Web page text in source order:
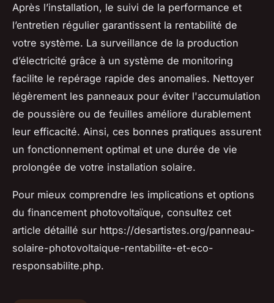
Après l’installation, le suivi de la performance et
l’entretien régulier garantissent la rentabilité de
votre système. La surveillance de la production
d’électricité grâce à un système de monitoring
facilite le repérage rapide des anomalies. Nettoyer
légèrement les panneaux pour éviter l'accumulation
de poussière ou de feuilles améliore durablement
leur efficacité. Ainsi, ces bonnes pratiques assurent
un fonctionnement optimal et une durée de vie
prolongée de votre installation solaire.
Pour mieux comprendre les implications et options
du financement photovoltaïque, consultez cet
article détaillé sur https://desartistes.org/panneau-
solaire-photovoltaique-rentabilite-et-eco-
responsabilite.php.